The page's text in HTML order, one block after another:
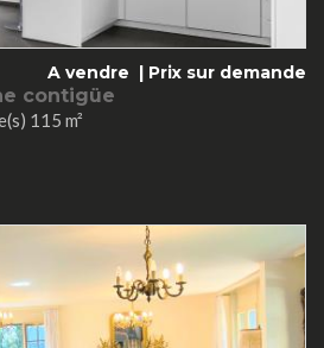
A vendre | Prix sur demande
contigüe
115 m²